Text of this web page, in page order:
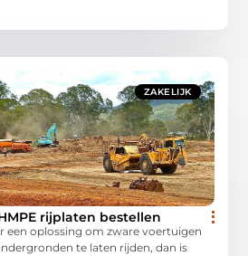
ZAKELIJK
rijplaten bestellen
een oplossing om zware voertuigen
te laten rijden, dan is